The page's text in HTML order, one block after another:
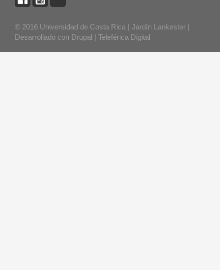
© 2016 Universidad de Costa Rica | Jardín Lankester |
Desarrollado con Drupal | Teleférica Digital